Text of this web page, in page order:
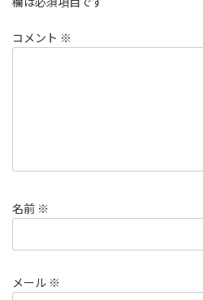
コメント ※
名前 ※
メール ※